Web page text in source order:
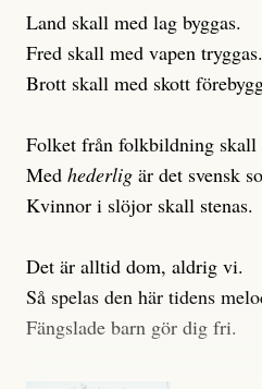
Land skall med lag byggas.
Fred skall med vapen tryggas.
Brott skall med skott
Folket från folkbildning skall
Med hederlig är det svensk
Kvinnor i slöjor skall stenas.
Det är alltid dom, aldrig vi.
Så spelas den här tidens
Fängslade barn gör dig fri.